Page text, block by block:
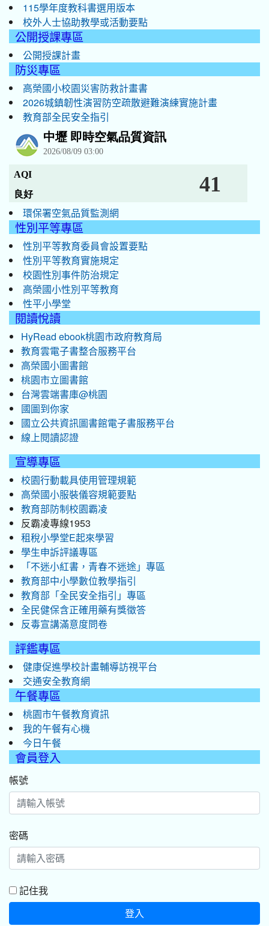
115學年度教科書選用版本
校外人士協助教學或活動要點
公開授課專區
公開授課計畫
防災專區
高榮國小校園災害防救計畫書
2026城鎮韌性演習防空疏散避難演練實施計畫
教育部全民安全指引
環保署空氣品質監測網
性別平等專區
性別平等教育委員會設置要點
性別平等教育實施規定
校園性別事件防治規定
高榮國小性別平等教育
性平小學堂
閱讀悅讀
HyRead ebook桃園市政府教育局
教育雲電子書整合服務平台
高榮國小圖書館
桃園市立圖書館
台灣雲端書庫@桃園
國圖到你家
國立公共資訊圖書館電子書服務平台
線上閱讀認證
宣導專區
校園行動載具使用管理規範
高榮國小服裝儀容規範要點
教育部防制校園霸凌
反霸凌專線1953
租稅小學堂E起來學習
學生申訴評議專區
「不迷小紅書，青春不迷途」專區
教育部中小學數位教學指引
教育部「全民安全指引」專區
全民健保含正確用藥有獎徵答
反毒宣講滿意度問卷
評鑑專區
健康促進學校計畫輔導訪視平台
交通安全教育網
午餐專區
桃園市午餐教育資訊
我的午餐有心機
今日午餐
會員登入
帳號
密碼
記住我
登入